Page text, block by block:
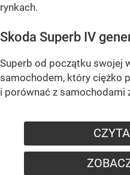
rynkach.
Skoda Superb IV
Superb od początku swojej
samochodem, który ciężko
i porównać z samochodami